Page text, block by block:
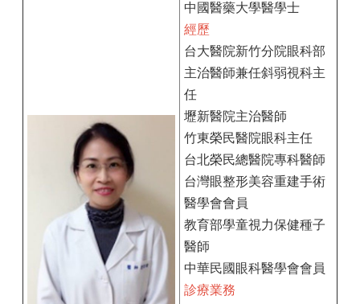
中國醫藥大學醫學士
經歷
台大醫院新竹分院眼科部
主治醫師兼任斜弱視科主
任
壢新醫院主治醫師
竹東榮民醫院眼科主任
台北榮民總醫院專科醫師
台灣眼整形美容重建手術
醫學會會員
教育部學童視力保健種子
醫師
中華民國眼科醫學會會員
診療業務